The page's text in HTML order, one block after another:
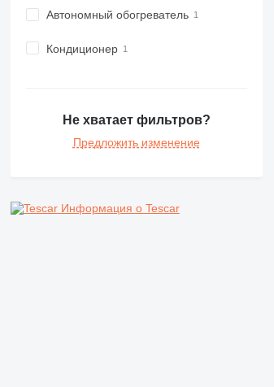
Автономный обогреватель
Кондиционер
Не хватает фильтров?
Предложить изменение
Информация о Tescar